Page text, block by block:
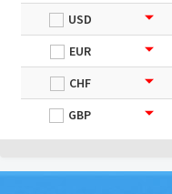
USD
EUR
CHF
GBP